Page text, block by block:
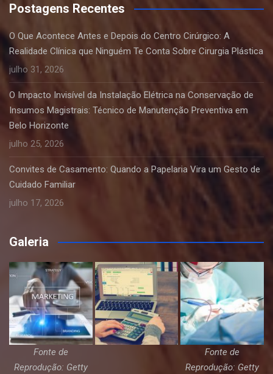
Postagens Recentes
O Que Acontece Antes e Depois do Centro Cirúrgico: A
Realidade Clínica que Ninguém Te Conta Sobre Cirurgia Plástica
julho 31, 2026
O Impacto Invisível da Instalação Elétrica na Conservação de
Insumos Magistrais: Técnico de Manutenção Preventiva em
Belo Horizonte
julho 25, 2026
Convites de Casamento: Quando a Papelaria Vira um Gesto de
Cuidado Familiar
julho 17, 2026
Galeria
Fonte de
Reprodução: Getty
Fonte de
Reprodução: Getty